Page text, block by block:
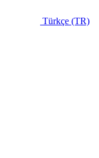
Türkçe (TR)